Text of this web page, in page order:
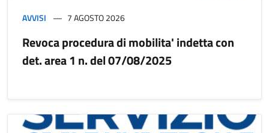
AVVISI 7 AGOSTO 2026
Revoca procedura di mobilita' indetta con
det. area 1 n. del 07/08/2025